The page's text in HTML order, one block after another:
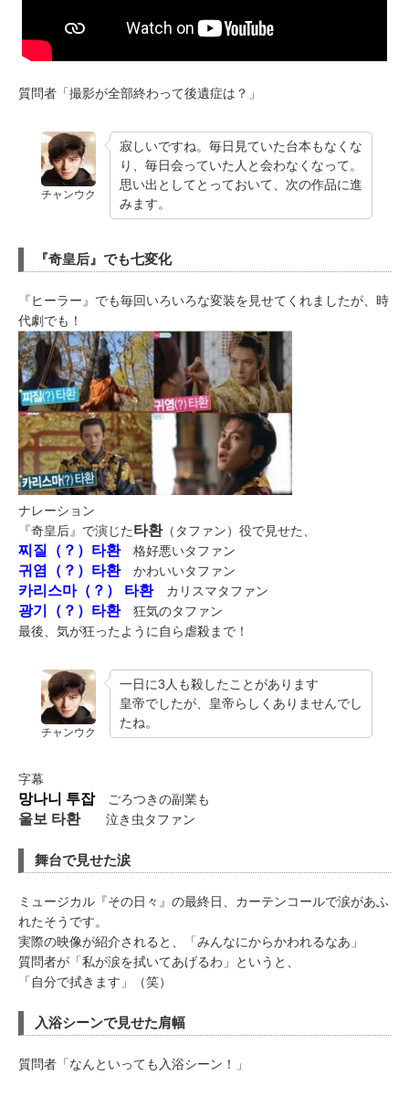
質問者「撮影が全部終わって後遺症は？」
チャンウク
寂しいですね。毎日見ていた台本もなくな
り、毎日会っていた人と会わなくなって。
思い出としてとっておいて、次の作品に進
みます。
『奇皇后』でも七変化
『ヒーラー』でも毎回いろいろな変装を見せてくれましたが、時
代劇でも！
ナレーション
『奇皇后』で演じた타환（タファン）役で見せた、
찌질（？）타환格好悪いタファン
귀염（？）타환かわいいタファン
카리스마（？） 타환カリスマタファン
광기（？）타환狂気のタファン
最後、気が狂ったように自ら虐殺まで！
チャンウク
一日に3人も殺したことがあります
皇帝でしたが、皇帝らしくありませんでし
たね。
字幕
망나니 투잡ごろつきの副業も
울보 타환泣き虫タファン
舞台で見せた涙
ミュージカル『その日々』の最終日、カーテンコールで涙があふ
れたそうです。
実際の映像が紹介されると、「みんなにからかわれるなあ」
質問者が「私が涙を拭いてあげるわ」というと、
「自分で拭きます」（笑）
入浴シーンで見せた肩幅
質問者「なんといっても入浴シーン！」